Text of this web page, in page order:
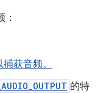
获音频。
的特